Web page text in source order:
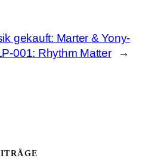
gekauft: Marter & Yony-
​001: Rhythm Matter
→